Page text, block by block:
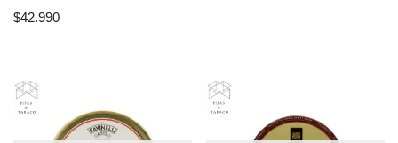
$42.990